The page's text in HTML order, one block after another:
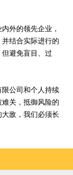
外的领先企业，
结合实际进行的
避免盲目、过
公司和个人持续
关，抵御风险的
敌，我们必须长